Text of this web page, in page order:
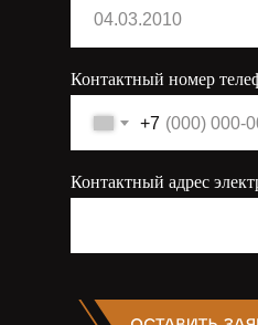
Контактный номер
+7
Контактный адрес